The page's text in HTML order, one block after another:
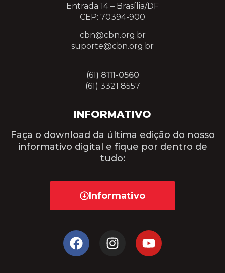
INFORMATIVO
Faça o download da última edição do nosso
informativo digital e fique por dentro de
tudo:
Informativo
Entrada 14 – Brasília/DF
CEP: 70394-900
cbn@cbn.org.br
suporte@cbn.org.br
(61) 8111-0560
(61) 3321 8557